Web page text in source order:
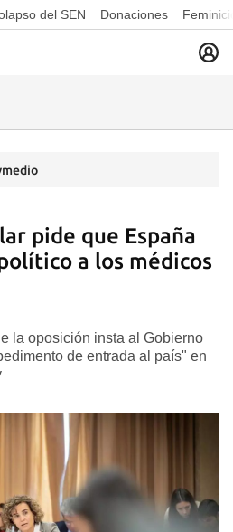
del SEN Donaciones
pide que España
a los médicos
la oposición insta al Gobierno
de entrada al país" en